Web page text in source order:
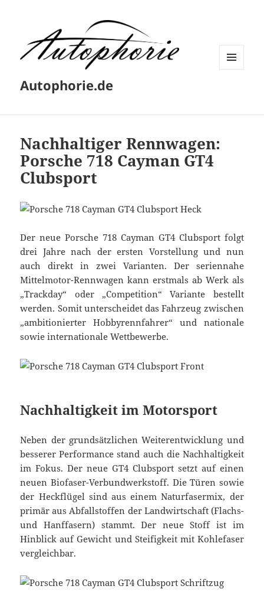
Autophorie.de
Nachhaltiger Rennwagen:
Porsche 718 Cayman GT4
Clubsport
Der neue Porsche 718 Cayman GT4 Clubsport folgt
drei Jahre nach der ersten Vorstellung und nun
auch direkt in zwei Varianten. Der seriennahe
Mittelmotor-Rennwagen kann erstmals ab Werk als
„Trackday“ oder „Competition“ Variante bestellt
werden. Somit unterscheidet das Fahrzeug zwischen
„ambitionierter Hobbyrennfahrer“ und nationale
sowie internationale Wettbewerbe.
Nachhaltigkeit im Motorsport
Neben der grundsätzlichen Weiterentwicklung und
besserer Performance stand auch die Nachhaltigkeit
im Fokus. Der neue GT4 Clubsport setzt auf einen
neuen Biofaser-Verbundwerkstoff. Die Türen sowie
der Heckflügel sind aus einem Naturfasermix, der
primär aus Abfallstoffen der Landwirtschaft (Flachs-
und Hanffasern) stammt. Der neue Stoff ist im
Hinblick auf Gewicht und Steifigkeit mit Kohlefaser
vergleichbar.